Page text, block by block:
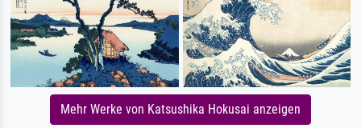
Mehr Werke von Katsushika Hokusai anzeigen